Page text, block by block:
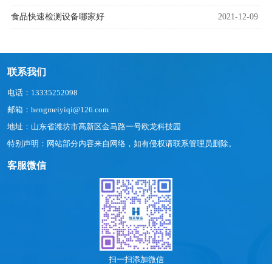
食品快速检测设备哪家好 2021-12-09
联系我们
电话：13335252098
邮箱：hengmeiyiqi@126.com
地址：山东省潍坊市高新区金马路一号欧龙科技园
特别声明：网站部分内容来自网络，如有侵权请联系管理员删除。
客服微信
扫一扫添加微信